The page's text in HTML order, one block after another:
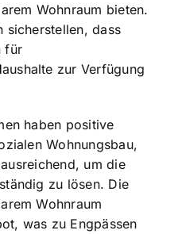
Wohnraum bieten.
sicherstellen, dass
für
zur Verfügung
haben positive
Wohnungsbau,
um die
zu lösen. Die
Wohnraum
was zu Engpässen